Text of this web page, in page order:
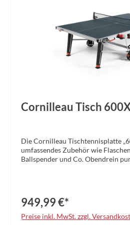
Cornilleau Tisch
Die Cornilleau Tischtennisplatte
umfassendes Zubehör wie
Ballspender und Co. Obendrein
Feststell- und Freigabehebel
mm Beinverstellung: von -1 cm bis
konische Beine Ballspeicher für 4
949,99 €*
Preise inkl. MwSt. zzgl.